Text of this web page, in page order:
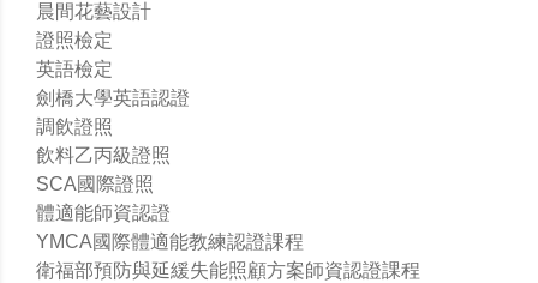
晨間花藝設計
證照檢定
英語檢定
劍橋大學英語認證
調飲證照
飲料乙丙級證照
SCA國際證照
體適能師資認證
YMCA國際體適能教練認證課程
衛福部預防與延緩失能照顧方案師資認證課程